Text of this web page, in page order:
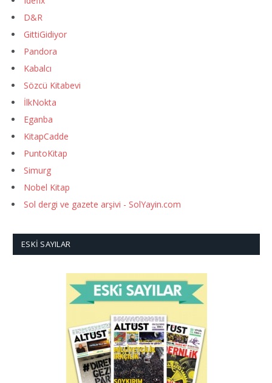
D&R
GittiGidiyor
Pandora
Kabalcı
Sözcü Kitabevi
İlkNokta
Eganba
KitapCadde
PuntoKitap
Simurg
Nobel Kitap
Sol dergi ve gazete arşivi - SolYayin.com
ESKI SAYILAR